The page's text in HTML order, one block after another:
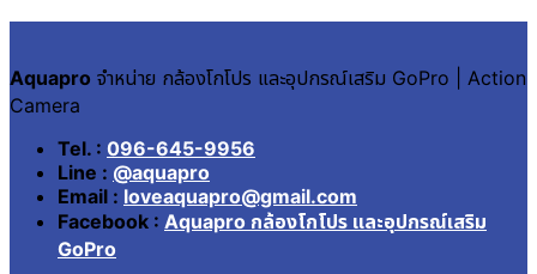
Aquapro จำหน่าย กล้องโกโปร และอุปกรณ์เสริม GoPro | Action
Camera
Tel. : 096-645-9956
Line : @aquapro
Email : loveaquapro@gmail.com
Facebook : Aquapro กล้องโกโปร และอุปกรณ์เสริม
GoPro